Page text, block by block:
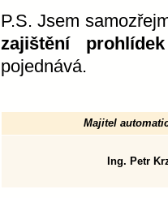
P.S. Jsem
zajištění
pojednává.
Majitel
Ing. Petr